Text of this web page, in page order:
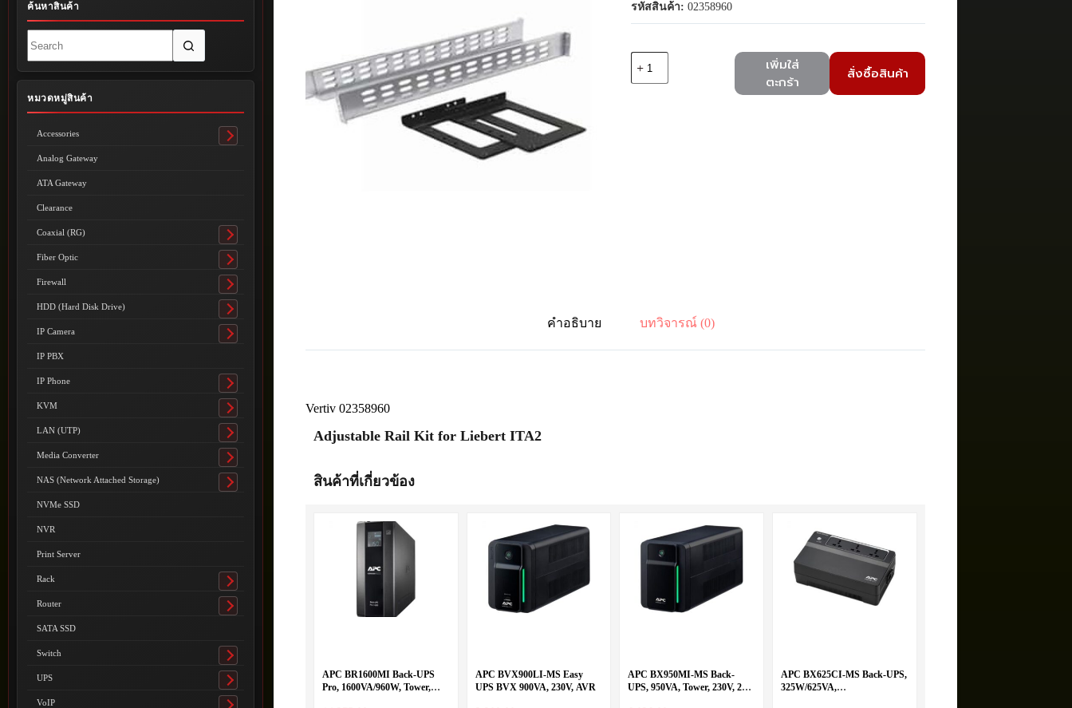
รหัสสินค้า: 02358960
เพิ่มใส่
ตะกร้า
สั่งซื้อสินค้า
คำอธิบาย บทวิจารณ์ (0)
Vertiv 02358960
Adjustable Rail Kit for Liebert ITA2
สินค้าที่เกี่ยวข้อง
APC BR1600MI Back-UPS
Pro, 1600VA/960W, Tower,
APC BVX900LI-MS Easy
UPS BVX 900VA, 230V, AVR
APC BX950MI-MS Back-
UPS, 950VA, Tower, 230V, 2
APC BX625CI-MS Back-UPS,
325W/625VA,
ค้นหาสินค้า
results
หมวดหมู่สินค้า
Accessories
Toggle
Analog Gateway
ATA Gateway
Clearance
Coaxial (RG)
Toggle
submenu
Fiber Optic
Toggle
submenu
Firewall
Toggle
submenu
HDD (Hard Disk Drive)
Toggle
submenu
IP Camera
Toggle
IP PBX
IP Phone
Toggle
submenu
KVM
Toggle
submenu
LAN (UTP)
Toggle
submenu
Media Converter
Toggle
submenu
NAS (Network Attached Storage)
Toggle
NVMe SSD
NVR
Print Server
Rack
Toggle
submenu
Router
Toggle
SATA SSD
Switch
Toggle
submenu
UPS
Toggle
submenu
VoIP